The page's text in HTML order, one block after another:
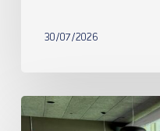
30/07/2026
Referat